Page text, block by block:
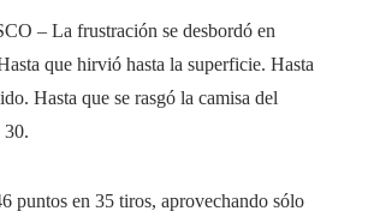
– La frustración se desbordó en
que hirvió hasta la superficie. Hasta
Hasta que se rasgó la camisa del
30.
puntos en 35 tiros, aprovechando sólo